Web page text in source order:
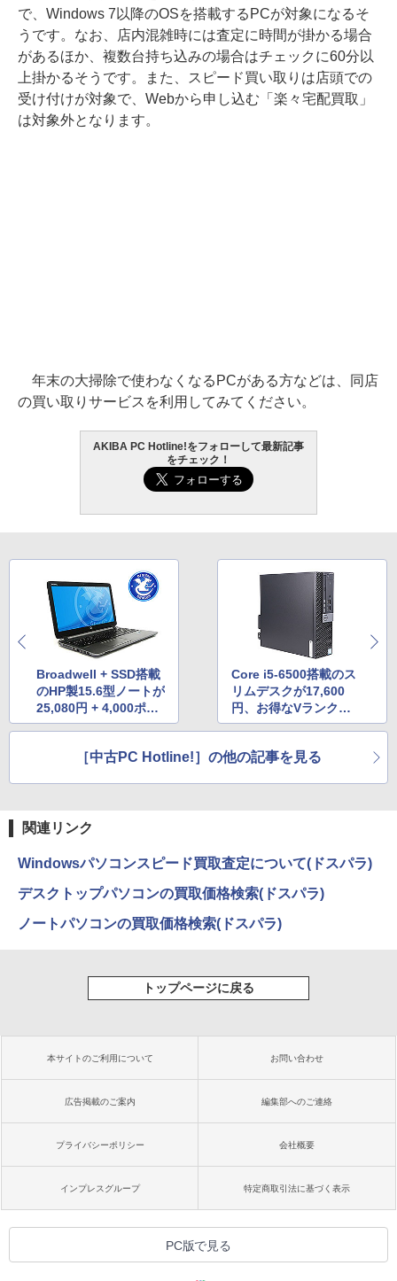
で、Windows 7以降のOSを搭載するPCが対象になるそ
うです。なお、店内混雑時には査定に時間が掛かる場合
があるほか、複数台持ち込みの場合はチェックに60分以
上掛かるそうです。また、スピード買い取りは店頭での
受け付けが対象で、Webから申し込む「楽々宅配買取」
は対象外となります。
年末の大掃除で使わなくなるPCがある方などは、同店
の買い取りサービスを利用してみてください。
AKIBA PC Hotline!をフォローして最新記事
をチェック！
Broadwell + SSD搭載
のHP製15.6型ノートが
25,080円 + 4,000ポイ
ント還元、パソコン工
Core i5-6500搭載のス
リムデスクが17,600
円、お得なVランク品
がQualitでセール
［中古PC Hotline!］の他の記事を見る
関連リンク
Windowsパソコンスピード買取査定について(ドスパラ)
デスクトップパソコンの買取価格検索(ドスパラ)
ノートパソコンの買取価格検索(ドスパラ)
トップページに戻る
本サイトのご利用について お問い合わせ
広告掲載のご案内 編集部へのご連絡
プライバシーポリシー 会社概要
インプレスグループ 特定商取引法に基づく表示
PC版で見る